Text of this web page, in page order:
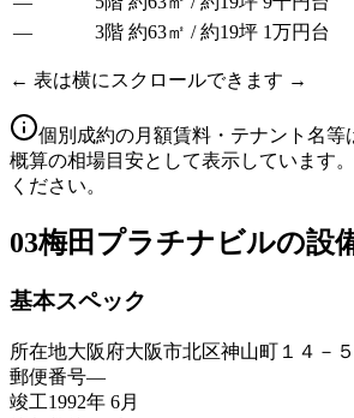
—
3階 約63㎡ / 約19坪 1万円台
← 表は横にスクロールできます →
個別成約の月額賃料・テナント名等
概算の相場目安として表示しています
ください。
03梅田プラチナビルの設
基本スペック
所在地大阪府大阪市北区神山町１４－５
郵便番号—
竣工1992年 6月